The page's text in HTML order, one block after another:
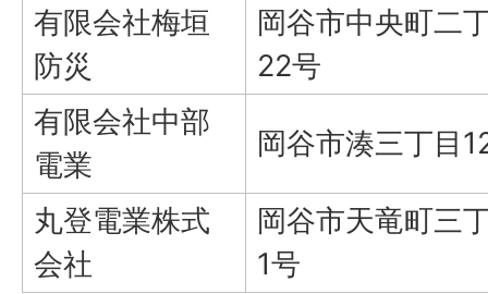
有限会社梅垣
防災
岡谷市中央町二
22号
有限会社中部
電業
岡谷市湊三丁目
丸登電業株式
会社
岡谷市天竜町三
1号